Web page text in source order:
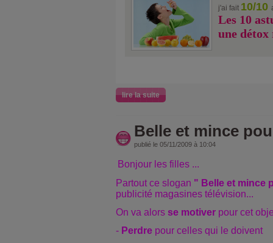
j'ai fait 10/10
Les 10
une détox
lire la suite
Belle et mince
publié le 05/11/2009 à 10:04
Bonjour les filles ...
Partout ce slogan " Belle et mince
publicité magasines télévision...
On va alors se motiver pour cet
- Perdre pour celles qui le doivent